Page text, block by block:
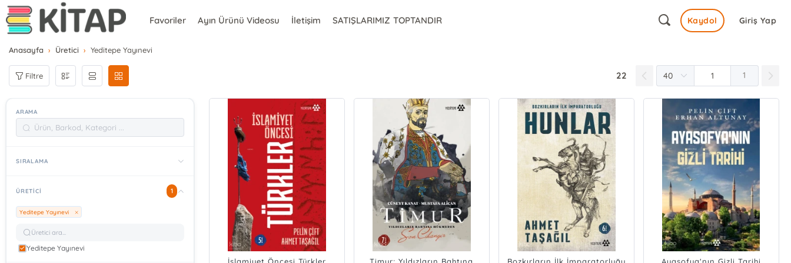
Favoriler Ayın Ürünü Videosu İletişim SATIŞLARIMIZ TOPTANDIR Giriş Yap
Kaydol
Anasayfa Üretici Yeditepe Yayınevi
Filtre 22 1
ARAMA
SIRALAMA
ÜRETICI 1
Yeditepe Yayınevi
Yeditepe Yayınevi